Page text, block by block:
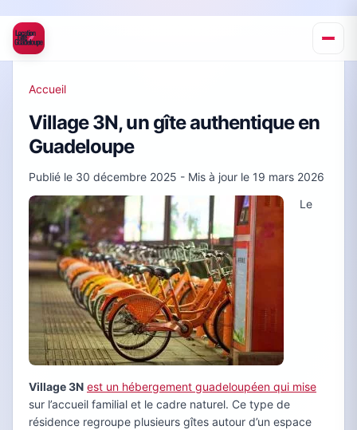
Accueil
Village 3N, un gîte authentique en
Guadeloupe
Publié le 30 décembre 2025 - Mis à jour le 19 mars 2026
Le
Village 3N est un hébergement guadeloupéen qui mise
sur l’accueil familial et le cadre naturel. Ce type de
résidence regroupe plusieurs gîtes autour d’un espace